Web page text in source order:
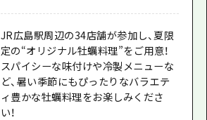
JR広島駅周辺の34店舗が参加し、夏限
定の“オリジナル牡蠣料理”をご用意！
スパイシーな味付けや冷製メニューな
ど、暑い季節にもぴったりなバラエテ
ィ豊かな牡蠣料理をお楽しみくださ
い！